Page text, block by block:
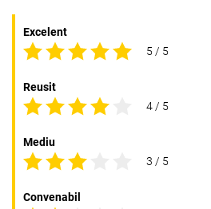
Excelent
5 / 5
Reusit
4 / 5
Mediu
3 / 5
Convenabil